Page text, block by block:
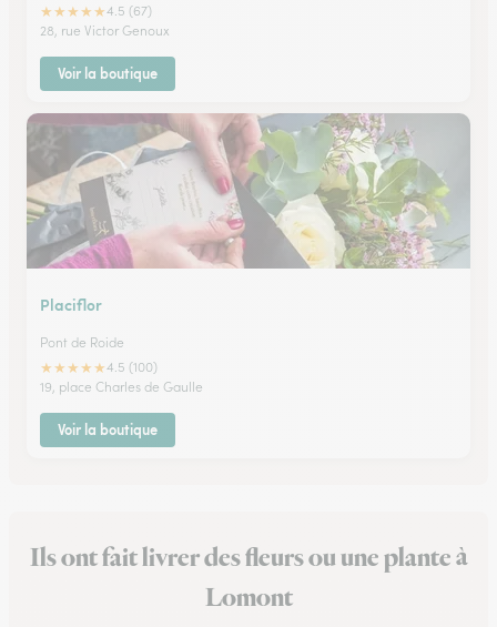
★★★★★4.5 (67)
28, rue Victor Genoux
Voir la boutique
Placiflor
Pont de Roide
★★★★★4.5 (100)
19, place Charles de Gaulle
Voir la boutique
Ils ont fait livrer des fleurs ou une plante à
Lomont